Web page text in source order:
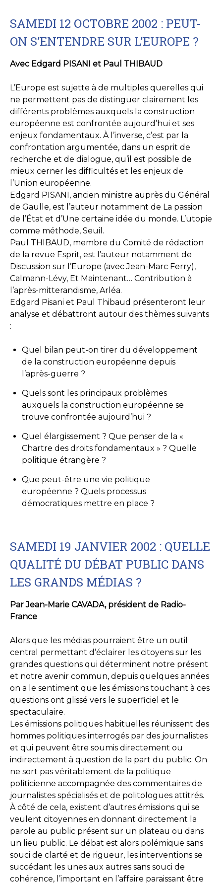
SAMEDI 12 OCTOBRE 2002 : PEUT-
ON S’ENTENDRE SUR L’EUROPE ?
Avec Edgard PISANI et Paul THIBAUD
L’Europe est sujette à de multiples querelles qui
ne permettent pas de distinguer clairement les
différents problèmes auxquels la construction
européenne est confrontée aujourd’hui et ses
enjeux fondamentaux. À l’inverse, c’est par la
confrontation argumentée, dans un esprit de
recherche et de dialogue, qu’il est possible de
mieux cerner les difficultés et les enjeux de
l’Union européenne.
Edgard PISANI, ancien ministre auprès du Général
de Gaulle, est l’auteur notamment de La passion
de l’État et d’Une certaine idée du monde. L’utopie
comme méthode, Seuil.
Paul THIBAUD, membre du Comité de rédaction
de la revue Esprit, est l’auteur notamment de
Discussion sur l’Europe (avec Jean-Marc Ferry),
Calmann-Lévy, Et Maintenant… Contribution à
l’après-mitterandisme, Arléa.
Edgard Pisani et Paul Thibaud présenteront leur
analyse et débattront autour des thèmes suivants
:
Quel bilan peut-on tirer du développement
de la construction européenne depuis
l’après-guerre ?
Quels sont les principaux problèmes
auxquels la construction européenne se
trouve confrontée aujourd’hui ?
Quel élargissement ? Que penser de la «
Chartre des droits fondamentaux » ? Quelle
politique étrangère ?
Que peut-être une vie politique
européenne ? Quels processus
démocratiques mettre en place ?
SAMEDI 19 JANVIER 2002 : QUELLE
QUALITÉ DU DÉBAT PUBLIC DANS
LES GRANDS MÉDIAS ?
Par Jean-Marie CAVADA, président de Radio-
France
Alors que les médias pourraient être un outil
central permettant d’éclairer les citoyens sur les
grandes questions qui déterminent notre présent
et notre avenir commun, depuis quelques années
on a le sentiment que les émissions touchant à ces
questions ont glissé vers le superficiel et le
spectaculaire.
Les émissions politiques habituelles réunissent des
hommes politiques interrogés par des journalistes
et qui peuvent être soumis directement ou
indirectement à question de la part du public. On
ne sort pas véritablement de la politique
politicienne accompagnée des commentaires de
journalistes spécialisés et de politologues attitrés.
À côté de cela, existent d’autres émissions qui se
veulent citoyennes en donnant directement la
parole au public présent sur un plateau ou dans
un lieu public. Le débat est alors polémique sans
souci de clarté et de rigueur, les interventions se
succédant les unes aux autres sans souci de
cohérence, l’important en l’affaire paraissant être